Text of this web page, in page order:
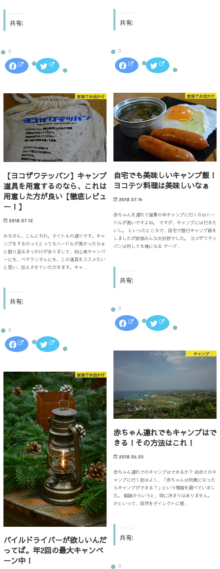
開
き
ま
開
き
ま
共有:
F
c
o
o
k
で
共
有
す
に
ッ
し
て
く
さ
(
新
し
い
ウ
ィ
ン
開
き
ま
ク
ッ
て
T
w
i
t
t
e
r
で
共
有
(
新
い
ウ
ィ
開
き
ま
す
)
共有:
F
c
o
o
k
で
共
有
す
る
に
は
ク
リ
ッ
し
て
く
だ
さ
い
(
新
し
ウ
ィ
ン
ド
ウ
で
開
)
ク
ッ
て
T
w
i
t
t
e
r
で
共
有
(
新
い
ウ
ィ
ン
ド
す
)
家族でお出かけ
自宅でも美味しいキャンプ飯！
ヨコテツ料理は美味しいなぁ
2018.07.14
赤ちゃんを連れて猛暑の中キャンプに行くのはハー
ドルが高いですよね。 ですが、キャンプには行きた
いし。 といったところで、自宅で強行キャンプ飯を
しましたが家族みんな大好評でした。 ヨコザワテッ
パンは何しても様になる テーブ…
共有:
F
c
o
る
に
は
ク
リ
ッ
し
て
く
さ
(
新
し
い
ウ
ィ
ン
開
き
ま
ク
ッ
て
T
r
で
共
有
(
新
い
ウ
ィ
で
開
き
ま
す
)
家族でお出かけ
【ヨコザワテッパン】キャンプ
道具を用意するのなら、これは
用意した方が良い【徹底レビュ
ー！】
2018.07.12
みなさん、こんにちわ。タイトルの通りです。キャ
ンプをするのってとってもハードルが高かったなぁ
と振り返るきっかけがありまして、初心者キャンパ
ーにも、ベテランさんにも、この道具をススメたい
と思い、伝えさせていただきます。キャ…
共有:
F
c
o
o
k
で
共
有
す
る
に
は
ク
リ
ッ
ク
し
て
く
だ
さ
い
(
新
し
い
ウ
ン
ウ
で
開
き
ま
す
ク
ッ
て
T
w
i
t
で
共
有
(
新
し
い
ウ
ィ
ン
ド
ウ
で
開
き
ま
す
)
キャンプ
赤ちゃん連れでもキャンプはで
きる！その方法はこれ！
2018.06.05
赤ちゃん連れでのキャンプはできるか？ 初めてのキ
ャンプに行く前はよく、「赤ちゃんは何歳になった
らキャンプができる？」という情報を調べていまし
た。 結論からいうと、特に決まりはありません。
かといって、自然をダイレクトに感…
共有:
家族でお出かけ
パイルドライバーが欲しいんだ
ってば。年2回の最大キャンペ
ーン中！